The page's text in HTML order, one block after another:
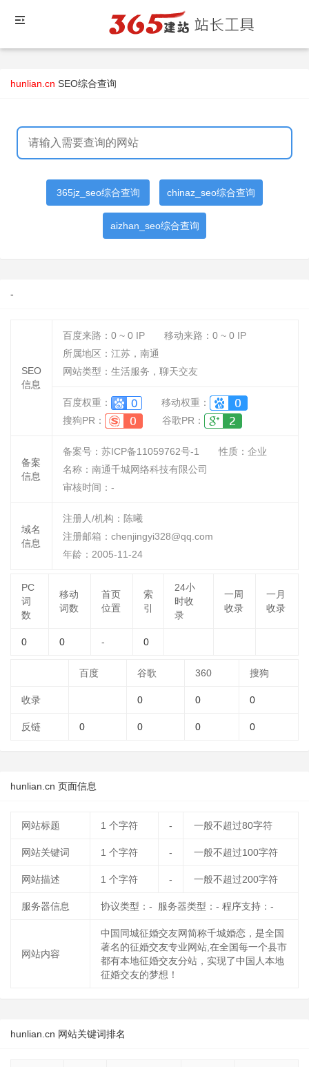
hunlian.cn SEO综合查询
365jz_seo综合查询 chinaz_seo综合查询
aizhan_seo综合查询
-
SEO
信息
百度来路： 0 ~ 0 IP 移动来路： 0 ~ 0 IP
所属地区：江苏，南通
网站类型：生活服务，聊天交友
百度权重：
移动权重：
搜狗PR：
谷歌PR：
备案
信息
备案号：苏ICP备11059762号-1 性质： 企业
名称： 南通千城网络科技有限公司
审核时间： -
域名
信息
注册人/机构：陈曦
注册邮箱：chenjingyi328@qq.com
年龄：2005-11-24
PC
词
数
移动
词数
首页
位置
索
引
24小
时收
录
一周
收录
一月
收录
0 0 - 0
百度 谷歌 360 搜狗
收录 0 0 0
反链 0 0 0 0
hunlian.cn 页面信息
网站标题 1 个字符 - 一般不超过80字符
网站关键词 1 个字符 - 一般不超过100字符
网站描述 1 个字符 - 一般不超过200字符
服务器信息 协议类型：- 服务器类型：- 程序支持：-
网站内容
中国同城征婚交友网简称千城婚恋，是全国
著名的征婚交友专业网站,在全国每一个县市
都有本地征婚交友分站，实现了中国人本地
征婚交友的梦想！
hunlian.cn 网站关键词排名